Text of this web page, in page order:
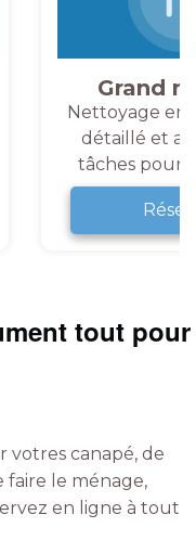
Grand
Nettoyage en
détaillé et
tâches pour
tout pour
votres canapé, de
faire le ménage,
en ligne à tout